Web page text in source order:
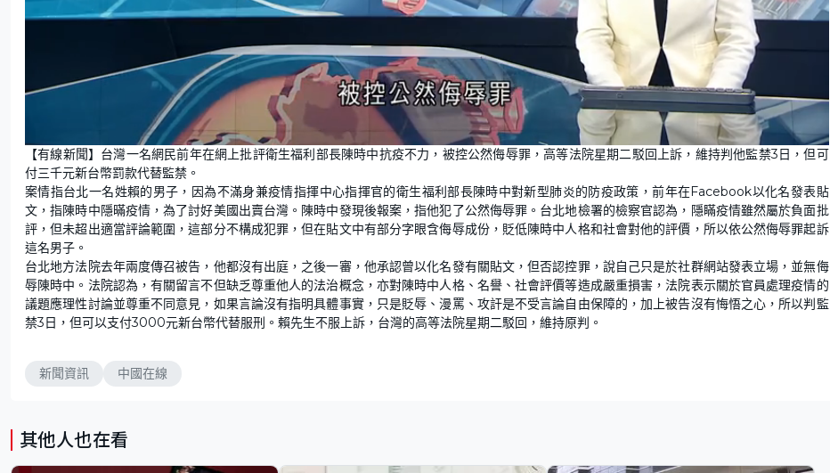
n
m
u
t
e
L
o
a
d
:
4
6
.
4
0
【有線新聞】台灣一名網民前年在網上批評衛生福利部長陳時中抗疫不力，被控公然侮辱罪，高等法院星期二駁回上訴，維持判他監禁3日，但可
付三千元新台幣罰款代替監禁。
案情指台北一名姓賴的男子，因為不滿身兼疫情指揮中心指揮官的衛生福利部長陳時中對新型肺炎的防疫政策，前年在Facebook以化名發表貼
文，指陳時中隱暪疫情，為了討好美國出賣台灣。陳時中發現後報案，指他犯了公然侮辱罪。台北地檢署的檢察官認為，隱瞞疫情雖然屬於負面批
評，但未超出適當評論範圍，這部分不構成犯罪，但在貼文中有部分字眼含侮辱成份，貶低陳時中人格和社會對他的評價，所以依公然侮辱罪起訴
這名男子。
台北地方法院去年兩度傳召被告，他都沒有出庭，之後一審，他承認曾以化名發有關貼文，但否認控罪，說自己只是於社群網站發表立場，並無侮
辱陳時中。法院認為，有關留言不但缺乏尊重他人的法治概念，亦對陳時中人格、名譽、社會評價等造成嚴重損害，法院表示關於官員處理疫情的
議題應理性討論並尊重不同意見，如果言論沒有指明具體事實，只是貶辱、漫罵、攻訐是不受言論自由保障的，加上被告沒有悔悟之心，所以判監
禁3日，但可以支付3000元新台幣代替服刑。賴先生不服上訴，台灣的高等法院星期二駁回，維持原判。
新聞資訊 中國在線
其他人也在看